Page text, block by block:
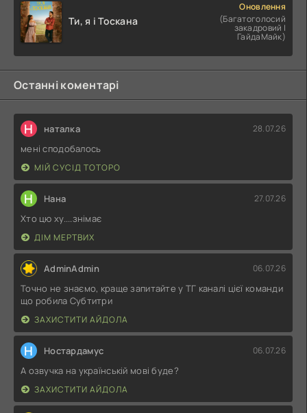
Ти, я і Тоскана
Оновлення
(Багатоголосий
закадровий |
ГайдаМайк)
Останні коментарі
Н наталка 28.07.26
мені сподобалось
МІЙ СУСІД ТОТОРО
Н Нана 27.07.26
Хто цю ху....знімає
ДІМ МЕРТВИХ
AdminAdmin 06.07.26
Точно не знаємо, краще запитайте у ТГ каналі цієї команди
що робила Субтитри
ЗАХИСТИТИ АЙДОЛА
Н Ностардамус 06.07.26
А озвучка на українській мові буде?
ЗАХИСТИТИ АЙДОЛА